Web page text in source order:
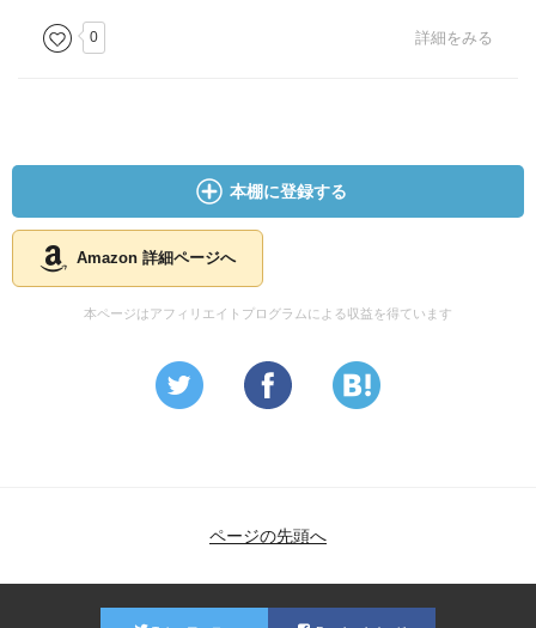
0 詳細をみる
本棚に登録する
Amazon 詳細ページへ
本ページはアフィリエイトプログラムによる収益を得ています
ページの先頭へ